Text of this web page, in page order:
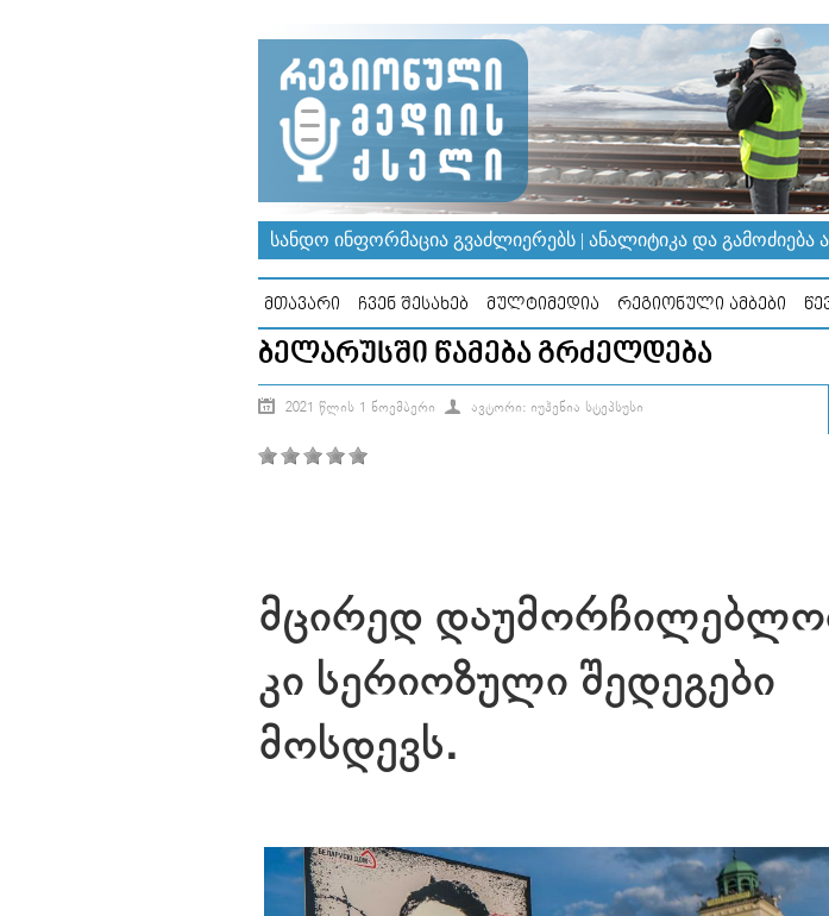
ᲡᲐᲜᲓᲝ ᲘᲜᲤᲝᲠᲛᲐᲪᲘᲐ ᲒᲕᲐᲫᲚᲘᲔᲠᲔᲑᲡ | ᲐᲜᲐᲚᲘᲢᲘᲙᲐ ᲓᲐ ᲒᲐᲛᲝᲫᲘᲔᲑᲐ
ᲛᲗᲐᲕᲐᲠᲘ ᲩᲕᲔᲜ ᲨᲔᲡᲐᲮᲔᲑ ᲛᲣᲚᲢᲘᲛᲔᲓᲘᲐ ᲠᲔᲒᲘᲝᲜᲣᲚᲘ ᲐᲛᲑᲔᲑᲘ
ᲑᲔᲚᲐᲠᲣᲡᲨᲘ ᲬᲐᲛᲔᲑᲐ ᲒᲠᲫᲔᲚᲓᲔᲑᲐ
2021 ᲬᲚᲘᲡ 1 ᲜᲝᲔᲛᲑᲔᲠᲘ ᲐᲕᲢᲝᲠᲘ: ᲘᲣᲰᲔᲜᲘᲐ ᲡᲢᲔᲞᲡᲣᲡᲘ
მცირედ
კი სერიოზული შედეგები
მოსდევს.